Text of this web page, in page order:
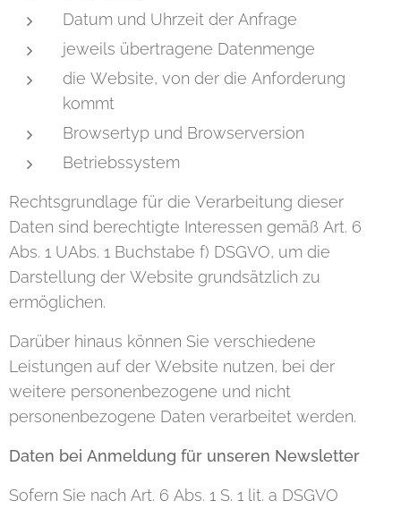
Datum und Uhrzeit der Anfrage
jeweils übertragene Datenmenge
die Website, von der die Anforderung
kommt
Browsertyp und Browserversion
Betriebssystem
Rechtsgrundlage für die Verarbeitung dieser
Daten sind berechtigte Interessen gemäß Art. 6
Abs. 1 UAbs. 1 Buchstabe f) DSGVO, um die
Darstellung der Website grundsätzlich zu
ermöglichen.
Darüber hinaus können Sie verschiedene
Leistungen auf der Website nutzen, bei der
weitere personenbezogene und nicht
personenbezogene Daten verarbeitet werden.
Daten bei Anmeldung für unseren Newsletter
Sofern Sie nach Art. 6 Abs. 1 S. 1 lit. a DSGVO